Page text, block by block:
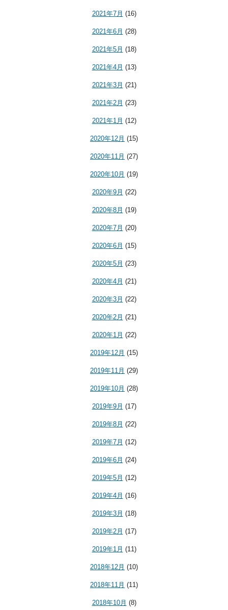
2021年7月 (16)
2021年6月 (28)
2021年5月 (18)
2021年4月 (13)
2021年3月 (21)
2021年2月 (23)
2021年1月 (12)
2020年12月 (15)
2020年11月 (27)
2020年10月 (19)
2020年9月 (22)
2020年8月 (19)
2020年7月 (20)
2020年6月 (15)
2020年5月 (23)
2020年4月 (21)
2020年3月 (22)
2020年2月 (21)
2020年1月 (22)
2019年12月 (15)
2019年11月 (29)
2019年10月 (28)
2019年9月 (17)
2019年8月 (22)
2019年7月 (12)
2019年6月 (24)
2019年5月 (12)
2019年4月 (16)
2019年3月 (18)
2019年2月 (17)
2019年1月 (11)
2018年12月 (10)
2018年11月 (11)
2018年10月 (8)